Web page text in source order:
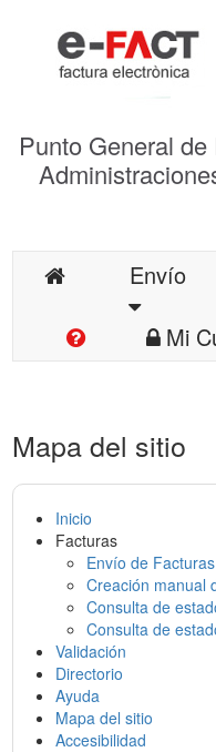
Punto General
Envío
Mi
Mapa del sitio
Inicio
Facturas
Envío de Facturas
Creación manual
Consulta de
Consulta de
Validación
Directorio
Ayuda
Mapa del sitio
Accesibilidad